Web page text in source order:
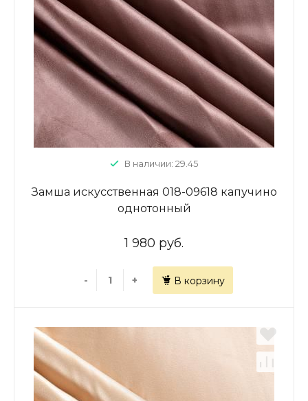
В наличии: 29.45
Замша искусственная 018-09618 капучино
однотонный
1 980 руб.
- + В корзину